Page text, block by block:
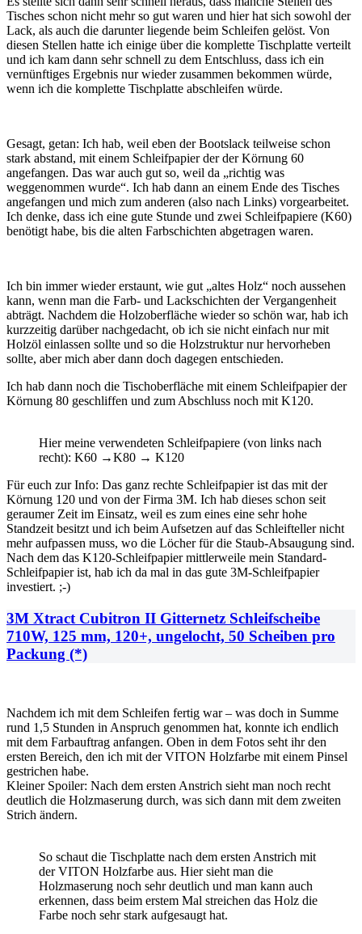
Tisches schon nicht mehr so gut waren und hier hat sich sowohl der
Lack, als auch die darunter liegende beim Schleifen gelöst. Von
diesen Stellen hatte ich einige über die komplette Tischplatte verteilt
und ich kam dann sehr schnell zu dem Entschluss, dass ich ein
vernünftiges Ergebnis nur wieder zusammen bekommen würde,
wenn ich die komplette Tischplatte abschleifen würde.
Gesagt, getan: Ich hab, weil eben der Bootslack teilweise schon
stark abstand, mit einem Schleifpapier der der Körnung 60
angefangen. Das war auch gut so, weil da „richtig was
weggenommen wurde“. Ich hab dann an einem Ende des Tisches
angefangen und mich zum anderen (also nach Links) vorgearbeitet.
Ich denke, dass ich eine gute Stunde und zwei Schleifpapiere (K60)
benötigt habe, bis die alten Farbschichten abgetragen waren.
Ich bin immer wieder erstaunt, wie gut „altes Holz“ noch aussehen
kann, wenn man die Farb- und Lackschichten der Vergangenheit
abträgt. Nachdem die Holzoberfläche wieder so schön war, hab ich
kurzzeitig darüber nachgedacht, ob ich sie nicht einfach nur mit
Holzöl einlassen sollte und so die Holzstruktur nur hervorheben
sollte, aber mich aber dann doch dagegen entschieden.
Ich hab dann noch die Tischoberfläche mit einem Schleifpapier der
Körnung 80 geschliffen und zum Abschluss noch mit K120.
Hier meine verwendeten Schleifpapiere (von links nach
recht): K60 →K80 → K120
Für euch zur Info: Das ganz rechte Schleifpapier ist das mit der
Körnung 120 und von der Firma 3M. Ich hab dieses schon seit
geraumer Zeit im Einsatz, weil es zum eines eine sehr hohe
Standzeit besitzt und ich beim Aufsetzen auf das Schleifteller nicht
mehr aufpassen muss, wo die Löcher für die Staub-Absaugung sind.
Nach dem das K120-Schleifpapier mittlerweile mein Standard-
Schleifpapier ist, hab ich da mal in das gute 3M-Schleifpapier
investiert. ;-)
3M Xtract Cubitron II Gitternetz Schleifscheibe
710W, 125 mm, 120+, ungelocht, 50 Scheiben pro
Packung (*)
Nachdem ich mit dem Schleifen fertig war – was doch in Summe
rund 1,5 Stunden in Anspruch genommen hat, konnte ich endlich
mit dem Farbauftrag anfangen. Oben in dem Fotos seht ihr den
ersten Bereich, den ich mit der VITON Holzfarbe mit einem Pinsel
gestrichen habe.
Kleiner Spoiler: Nach dem ersten Anstrich sieht man noch recht
deutlich die Holzmaserung durch, was sich dann mit dem zweiten
Strich ändern.
So schaut die Tischplatte nach dem ersten Anstrich mit
der VITON Holzfarbe aus. Hier sieht man die
Holzmaserung noch sehr deutlich und man kann auch
erkennen, dass beim erstem Mal streichen das Holz die
Farbe noch sehr stark aufgesaugt hat.